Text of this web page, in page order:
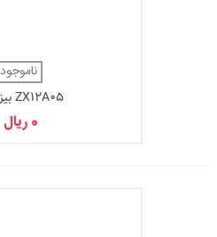
ناموجود
ZX12A05 بیزر 5V
0 ریال